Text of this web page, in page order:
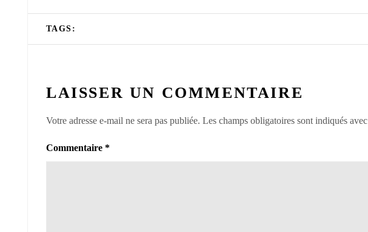
TAGS:
LAISSER UN COMMENTAIRE
Votre adresse e-mail ne sera pas publiée. Les champs obligatoires sont indiqués avec
Commentaire *